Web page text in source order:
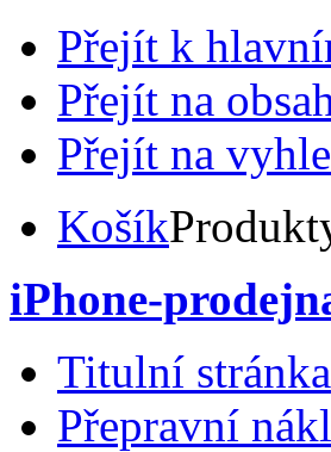
Přejít k
Přejít na
Přejít na
Košík
iPhone-
Titulní stránka
Přepravní